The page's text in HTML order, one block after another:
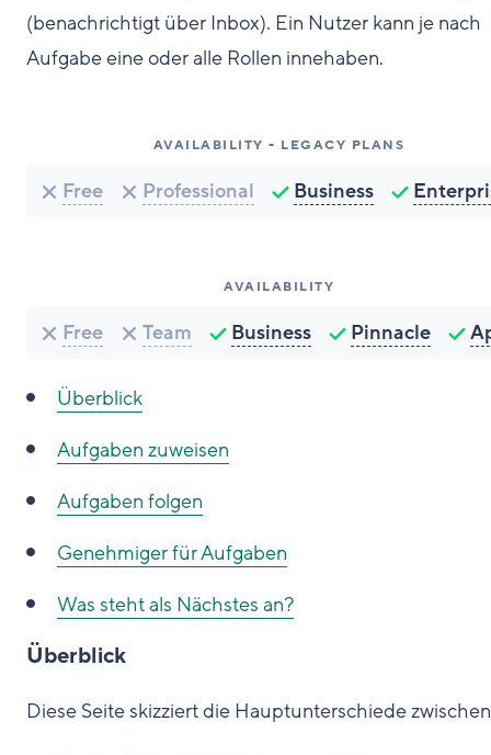
(benachrichtigt über Inbox). Ein Nutzer kann je nach
Aufgabe eine oder alle Rollen innehaben.
AVAILABILITY - LEGACY PLANS
Free Professional Business
AVAILABILITY
Free Team Business Pinnacle
Überblick
Aufgaben zuweisen
Aufgaben folgen
Genehmiger für Aufgaben
Was steht als Nächstes an?
Überblick
Diese Seite skizziert die Hauptunterschiede